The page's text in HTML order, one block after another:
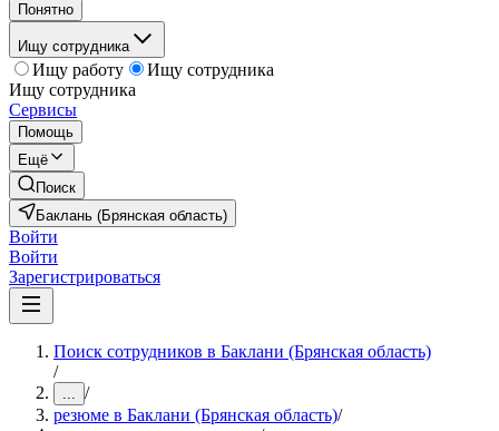
Понятно
Ищу сотрудника
Ищу работу
Ищу сотрудника
Ищу сотрудника
Сервисы
Помощь
Ещё
Поиск
Баклань (Брянская область)
Войти
Войти
Зарегистрироваться
Поиск сотрудников в Баклани (Брянская область)
/
... /
резюме в Баклани (Брянская область)/